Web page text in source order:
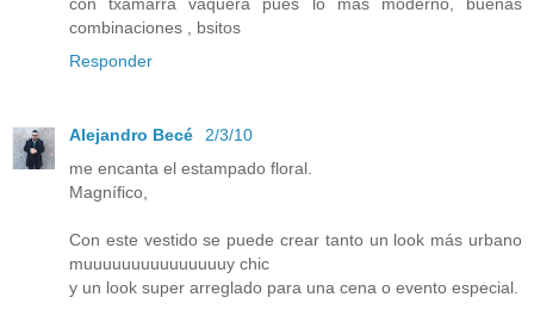
combinaciones , bsitos
Responder
Alejandro Becé
2/3/10
me encanta el estampado floral.
Magnífico,
Con este vestido se puede crear tanto un look más urbano
muuuuuuuuuuuuuuuy chic
y un look super arreglado para una cena o evento especial.